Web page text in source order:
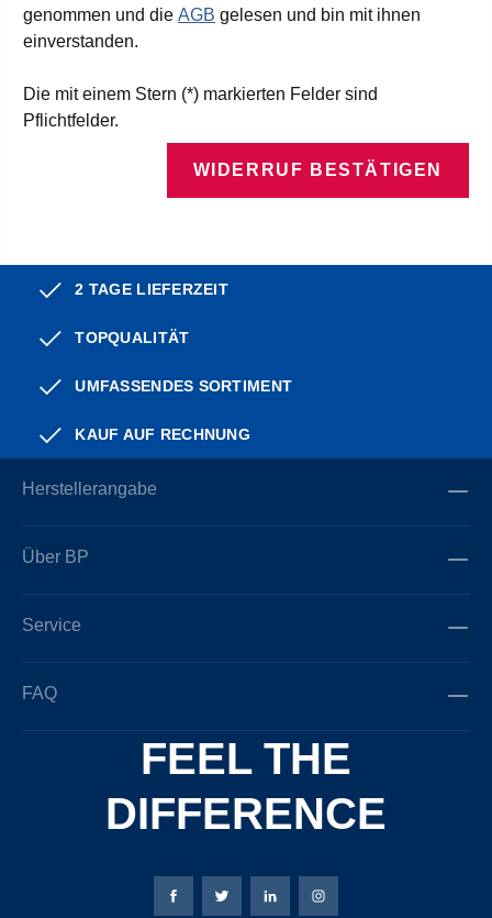
genommen und die AGB gelesen und bin mit ihnen
einverstanden.
Die mit einem Stern (*) markierten Felder sind
Pflichtfelder.
WIDERRUF BESTÄTIGEN
2 TAGE LIEFERZEIT
TOPQUALITÄT
UMFASSENDES SORTIMENT
KAUF AUF RECHNUNG
Herstellerangabe
Über BP
Service
FAQ
FEEL THE
DIFFERENCE
Bierbaum-Proenen Facebook-Seite
Bierbaum-Proenen Twitter Seite
Bierbaum-Proenen LinkedIn
Bierbaum-Proenen